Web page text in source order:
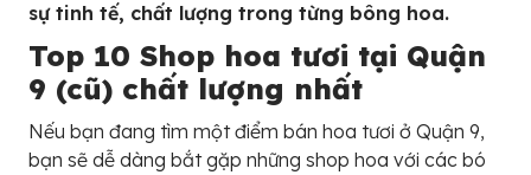
sự tinh tế, chất lượng trong từng bông hoa.
Top 10 Shop hoa tươi tại Quận
9 (cũ) chất lượng nhất
Nếu bạn đang tìm một điểm bán hoa tươi ở Quận 9,
bạn sẽ dễ dàng bắt gặp những shop hoa với các bó